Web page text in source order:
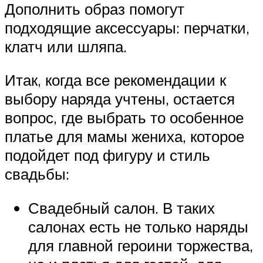
Дополнить образ помогут
подходящие аксессуары: перчатки,
клатч или шляпа.
Итак, когда все рекомендации к
выбору наряда учтены, остается
вопрос, где выбрать то особенное
платье для мамы жениха, которое
подойдет под фигуру и стиль
свадьбы:
Свадебный салон. В таких
салонах есть не только наряды
для главной героини торжества,